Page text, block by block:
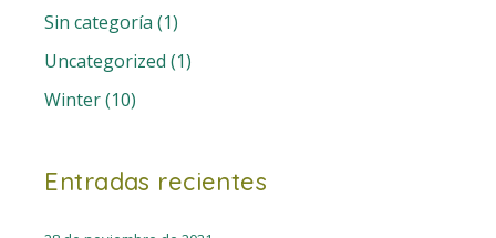
Sin categoría (1)
Uncategorized (1)
Winter(10)
Entradas recientes